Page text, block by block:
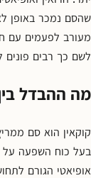
שהסם נמכר באופן
מעורב לפעמים עם
לשם כך רבים פונים
מה ההבדל
קוקאין הוא סם
בעל כוח השפעה על
אופיאטי הגורם